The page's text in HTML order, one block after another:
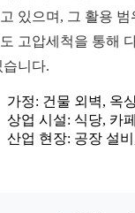
있으며, 그 활용
고압세척을 통해
습니다.
가정: 건물 외벽, 옥
상업 시설: 식당, 카
산업 현장: 공장 설